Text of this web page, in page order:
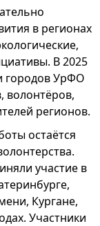
в регионах
В 2025
городов УрФО
волонтёров,
регионов.
остаётся
участие в
Кургане,
Участники